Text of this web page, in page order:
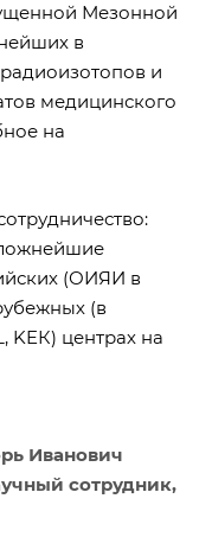
Мезонной
в
и
медицинского
на
(ОИЯИ в
(в
KEК) центрах на
Иванович
сотрудник,